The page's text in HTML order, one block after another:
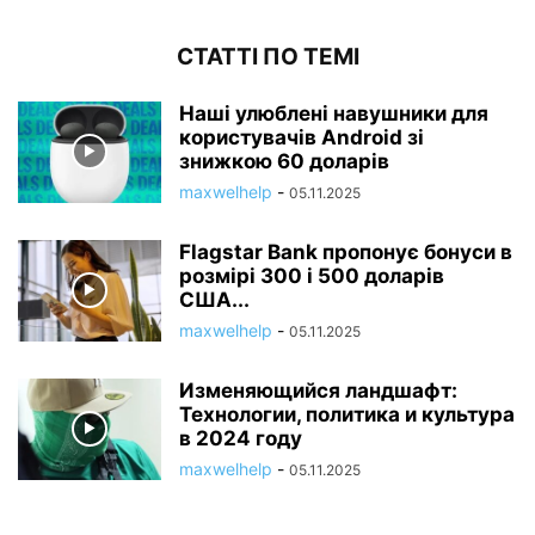
СТАТТІ ПО ТЕМІ
Наші улюблені навушники для
користувачів Android зі
знижкою 60 доларів
maxwelhelp - 05.11.2025
Flagstar Bank пропонує бонуси в
розмірі 300 і 500 доларів
США...
maxwelhelp - 05.11.2025
Изменяющийся ландшафт:
Технологии, политика и культура
в 2024 году
maxwelhelp - 05.11.2025